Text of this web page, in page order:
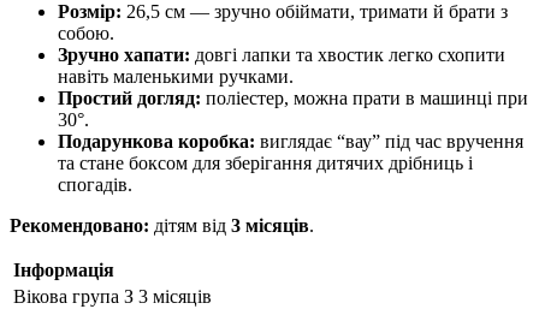
Розмір: 26,5 см — зручно обіймати, тримати й брати з
собою.
Зручно хапати: довгі лапки та хвостик легко схопити
навіть маленькими ручками.
Простий догляд: поліестер, можна прати в машинці при
30°.
Подарункова коробка: виглядає “вау” під час вручення
та стане боксом для зберігання дитячих дрібниць і
спогадів.
Рекомендовано: дітям від 3 місяців.
Інформація
Вікова група З 3 місяців